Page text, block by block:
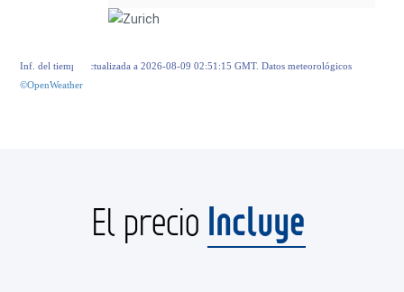
Inf. del tiempo actualizada a 2026-08-09 02:51:15 GMT. Datos meteorológicos
©OpenWeather
El precio Incluye